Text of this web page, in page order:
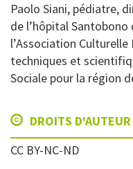
Paolo Siani, pédiatre,
de l’hôpital
l’Association
techniques et
Sociale pour la région
DROITS D'AUTEUR
CC BY-NC-ND